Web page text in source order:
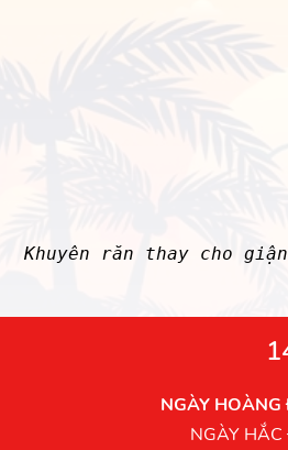
Khuyên răn thay cho
NGÀY
NGÀY